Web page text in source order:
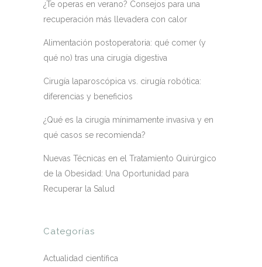
¿Te operas en verano? Consejos para una
recuperación más llevadera con calor
Alimentación postoperatoria: qué comer (y
qué no) tras una cirugía digestiva
Cirugía laparoscópica vs. cirugía robótica:
diferencias y beneficios
¿Qué es la cirugía mínimamente invasiva y en
qué casos se recomienda?
Nuevas Técnicas en el Tratamiento Quirúrgico
de la Obesidad: Una Oportunidad para
Recuperar la Salud
Categorías
Actualidad científica